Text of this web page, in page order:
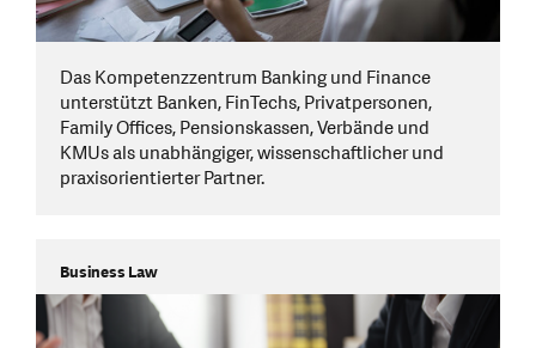
Das Kompetenzzentrum Banking und Finance
unterstützt Banken, FinTechs, Privatpersonen,
Family Offices, Pensionskassen, Verbände und
KMUs als unabhängiger, wissenschaftlicher und
praxisorientierter Partner.
Business Law